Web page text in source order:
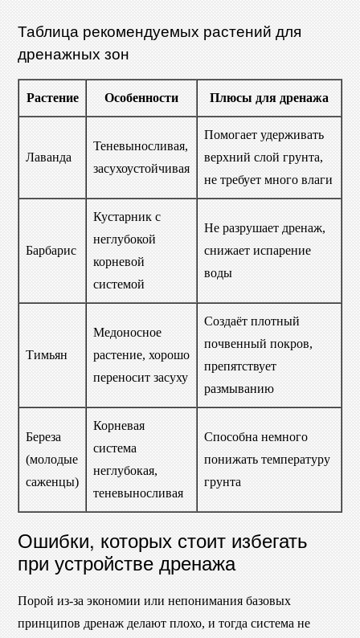
Таблица рекомендуемых растений для
дренажных зон
Растение Особенности Плюсы для дренажа
Лаванда
Теневыносливая,
засухоустойчивая
Помогает удерживать
верхний слой грунта,
не требует много влаги
Барбарис
Кустарник с
неглубокой
корневой
системой
Не разрушает дренаж,
снижает испарение
воды
Тимьян
Медоносное
растение, хорошо
переносит засуху
Создаёт плотный
почвенный покров,
препятствует
размыванию
Береза
(молодые
саженцы)
Корневая
система
неглубокая,
теневыносливая
Способна немного
понижать температуру
грунта
Ошибки, которых стоит избегать
при устройстве дренажа
Порой из-за экономии или непонимания базовых
принципов дренаж делают плохо, и тогда система не